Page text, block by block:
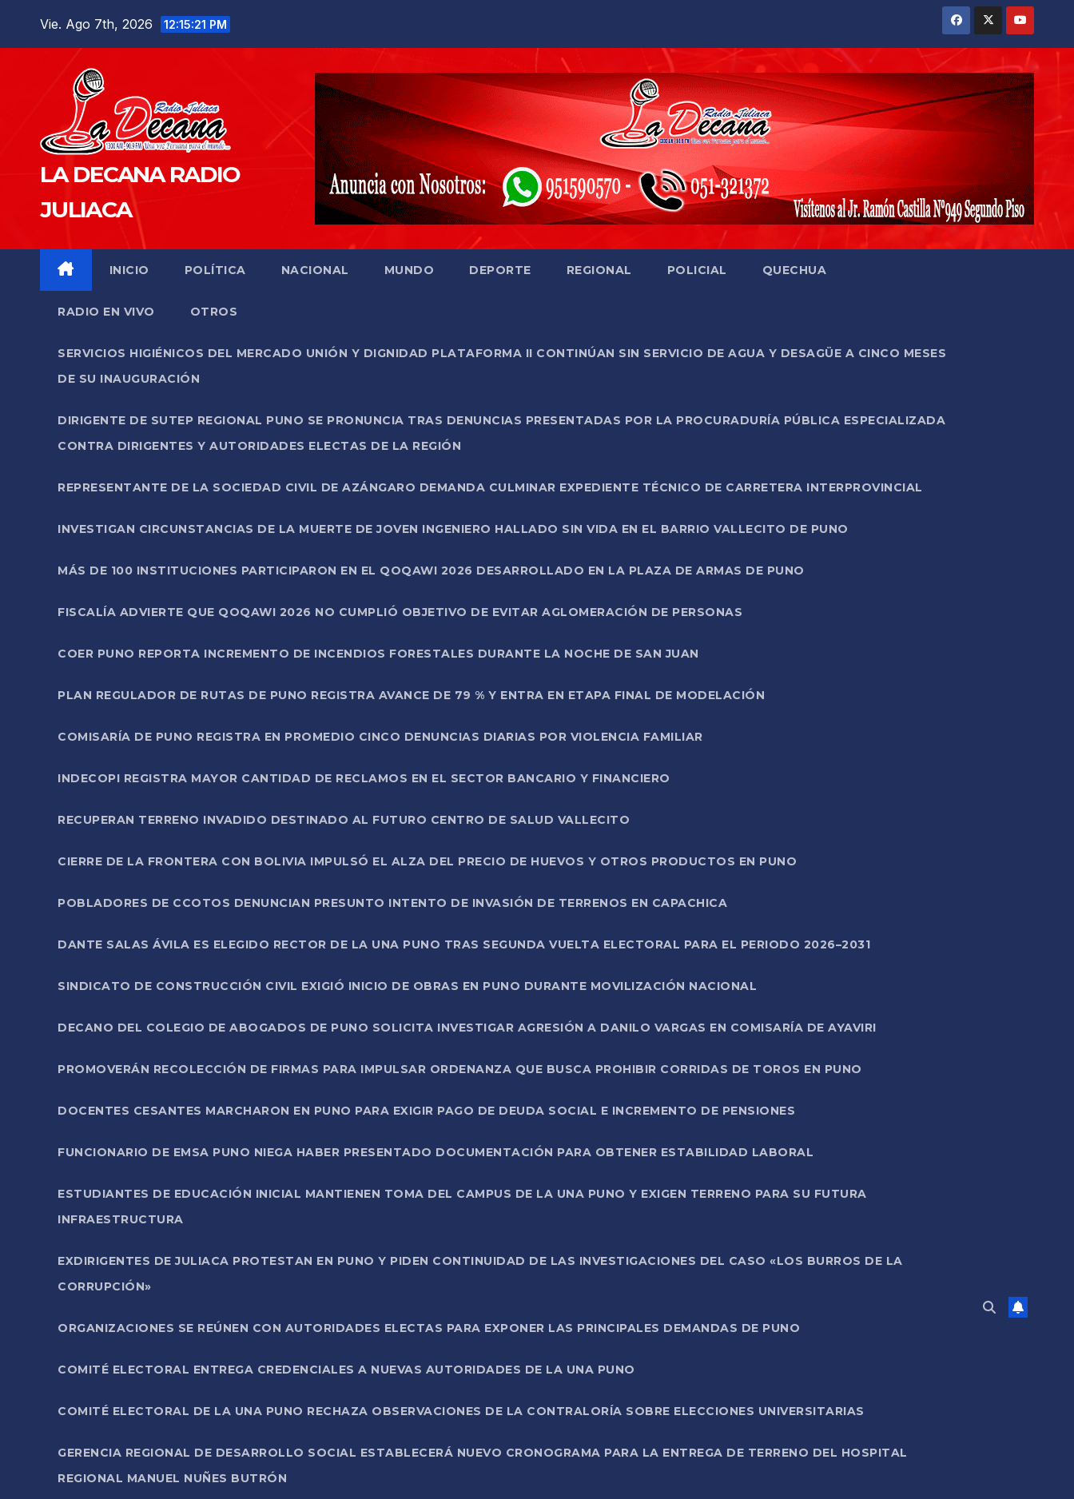
Vie. Ago 7th, 2026 12:15:22 PM
LA DECANA RADIO
JULIACA
INICIO POLÍTICA NACIONAL MUNDO DEPORTE REGIONAL POLICIAL QUECHUA
RADIO EN VIVO OTROS
SERVICIOS HIGIÉNICOS DEL MERCADO UNIÓN Y DIGNIDAD PLATAFORMA II CONTINÚAN SIN SERVICIO DE AGUA Y DESAGÜE A CINCO MESES
DE SU INAUGURACIÓN
DIRIGENTE DE SUTEP REGIONAL PUNO SE PRONUNCIA TRAS DENUNCIAS PRESENTADAS POR LA PROCURADURÍA PÚBLICA ESPECIALIZADA
CONTRA DIRIGENTES Y AUTORIDADES ELECTAS DE LA REGIÓN
REPRESENTANTE DE LA SOCIEDAD CIVIL DE AZÁNGARO DEMANDA CULMINAR EXPEDIENTE TÉCNICO DE CARRETERA INTERPROVINCIAL
INVESTIGAN CIRCUNSTANCIAS DE LA MUERTE DE JOVEN INGENIERO HALLADO SIN VIDA EN EL BARRIO VALLECITO DE PUNO
MÁS DE 100 INSTITUCIONES PARTICIPARON EN EL QOQAWI 2026 DESARROLLADO EN LA PLAZA DE ARMAS DE PUNO
FISCALÍA ADVIERTE QUE QOQAWI 2026 NO CUMPLIÓ OBJETIVO DE EVITAR AGLOMERACIÓN DE PERSONAS
COER PUNO REPORTA INCREMENTO DE INCENDIOS FORESTALES DURANTE LA NOCHE DE SAN JUAN
PLAN REGULADOR DE RUTAS DE PUNO REGISTRA AVANCE DE 79 % Y ENTRA EN ETAPA FINAL DE MODELACIÓN
COMISARÍA DE PUNO REGISTRA EN PROMEDIO CINCO DENUNCIAS DIARIAS POR VIOLENCIA FAMILIAR
INDECOPI REGISTRA MAYOR CANTIDAD DE RECLAMOS EN EL SECTOR BANCARIO Y FINANCIERO
RECUPERAN TERRENO INVADIDO DESTINADO AL FUTURO CENTRO DE SALUD VALLECITO
CIERRE DE LA FRONTERA CON BOLIVIA IMPULSÓ EL ALZA DEL PRECIO DE HUEVOS Y OTROS PRODUCTOS EN PUNO
POBLADORES DE CCOTOS DENUNCIAN PRESUNTO INTENTO DE INVASIÓN DE TERRENOS EN CAPACHICA
DANTE SALAS ÁVILA ES ELEGIDO RECTOR DE LA UNA PUNO TRAS SEGUNDA VUELTA ELECTORAL PARA EL PERIODO 2026–2031
SINDICATO DE CONSTRUCCIÓN CIVIL EXIGIÓ INICIO DE OBRAS EN PUNO DURANTE MOVILIZACIÓN NACIONAL
DECANO DEL COLEGIO DE ABOGADOS DE PUNO SOLICITA INVESTIGAR AGRESIÓN A DANILO VARGAS EN COMISARÍA DE AYAVIRI
PROMOVERÁN RECOLECCIÓN DE FIRMAS PARA IMPULSAR ORDENANZA QUE BUSCA PROHIBIR CORRIDAS DE TOROS EN PUNO
DOCENTES CESANTES MARCHARON EN PUNO PARA EXIGIR PAGO DE DEUDA SOCIAL E INCREMENTO DE PENSIONES
FUNCIONARIO DE EMSA PUNO NIEGA HABER PRESENTADO DOCUMENTACIÓN PARA OBTENER ESTABILIDAD LABORAL
ESTUDIANTES DE EDUCACIÓN INICIAL MANTIENEN TOMA DEL CAMPUS DE LA UNA PUNO Y EXIGEN TERRENO PARA SU FUTURA
INFRAESTRUCTURA
EXDIRIGENTES DE JULIACA PROTESTAN EN PUNO Y PIDEN CONTINUIDAD DE LAS INVESTIGACIONES DEL CASO «LOS BURROS DE LA
CORRUPCIÓN»
ORGANIZACIONES SE REÚNEN CON AUTORIDADES ELECTAS PARA EXPONER LAS PRINCIPALES DEMANDAS DE PUNO
COMITÉ ELECTORAL ENTREGA CREDENCIALES A NUEVAS AUTORIDADES DE LA UNA PUNO
COMITÉ ELECTORAL DE LA UNA PUNO RECHAZA OBSERVACIONES DE LA CONTRALORÍA SOBRE ELECCIONES UNIVERSITARIAS
GERENCIA REGIONAL DE DESARROLLO SOCIAL ESTABLECERÁ NUEVO CRONOGRAMA PARA LA ENTREGA DE TERRENO DEL HOSPITAL
REGIONAL MANUEL NUÑES BUTRÓN